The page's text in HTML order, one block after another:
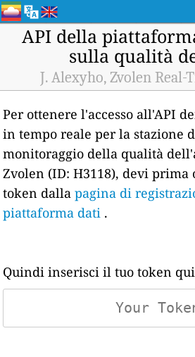
API della
sulla qualità
J. Alexyho, Zvolen Real-
Per ottenere l'accesso all'API
in tempo reale per la stazione
monitoraggio della qualità
Zvolen (ID: H3118), devi
token dallapagina di
piattaforma dati .
Quindi inserisci il tuo token